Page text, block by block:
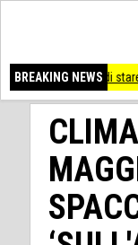
BREAKING NEWS
di stare dalla